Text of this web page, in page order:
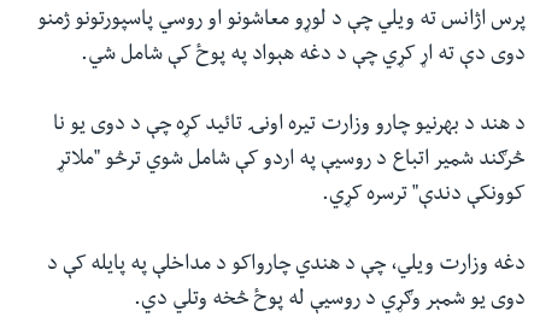
پرس اژانس ته ویلي چې د لوړو معاشونو او روسي پاسپورتونو ژمنو
دوی دې ته اړ کړي چې د دغه هېواد په پوځ کې شامل شي.
د هند د بهرنیو چارو وزارت تیره اونۍ تائید کړه چې د دوی یو نا
څرګند شمیر اتباع د روسیې په اردو کې شامل شوي ترڅو "ملاتړ
کوونکې دندې" ترسره کړي.
دغه وزارت ویلي، چې د هندي چارواکو د مداخلې په پایله کې د
دوی یو شمېر وګړي د روسیې له پوځ څخه وتلي دي.